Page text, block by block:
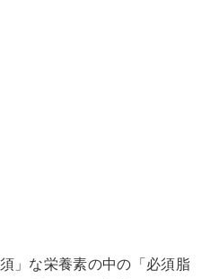
」な栄養素の中の「必須脂